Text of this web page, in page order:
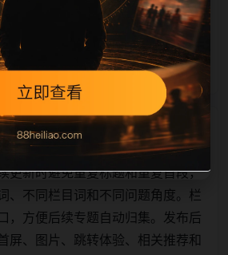
、canonical、主题图、alt、
页面既能被搜索引擎理解，也能
更新时避免重复标题和重复首段，
、不同栏目词和不同问题角度。栏
，方便后续专题自动归集。发布后
屏、图片、跳转体验、相关推荐和